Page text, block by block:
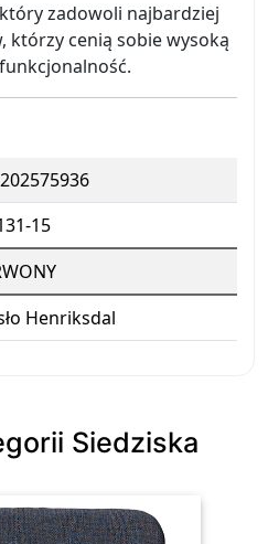
zadowoli najbardziej
którzy cenią sobie wysoką
15
Henriksdal
Siedziska